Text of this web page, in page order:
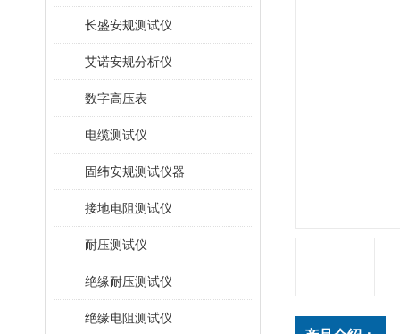
长盛安规测试仪
艾诺安规分析仪
数字高压表
电缆测试仪
固纬安规测试仪器
接地电阻测试仪
耐压测试仪
绝缘耐压测试仪
绝缘电阻测试仪